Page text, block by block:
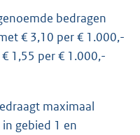
bedragen
€ 3,10 per € 1.000,-
1,55 per € 1.000,-
maximaal
gebied 1 en